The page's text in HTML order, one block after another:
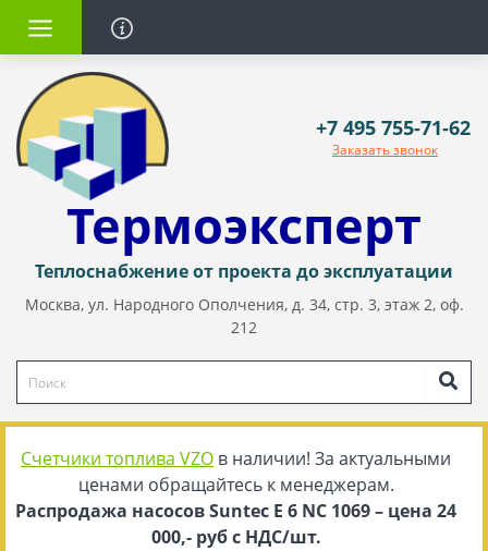
Термоэксперт
Теплоснабжение от проекта до эксплуатации
Москва, ул. Народного Ополчения, д. 34, стр. 3, этаж 2, оф.
212
+7 495 755-71-62
Заказать звонок
Счетчики топлива VZO в наличии! За актуальными
ценами обращайтесь к менеджерам.
Распродажа насосов Suntec E 6 NC 1069 – цена 24
000,- руб с НДС/шт.